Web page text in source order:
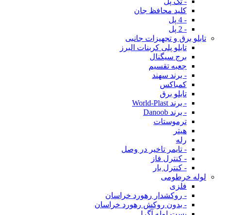
کلید محافظ جان
- 4 پل
- 2 پل
تابلو برق و تجهیزات جانبی
تابلو پلی کربنات البرز
برج سیگنال
جعبه تقسیم
- برند سهند
کمباکس
تابلو برق
- برند World-Plast
- برند Danoob
ترموستات
هیتر
رله
- تایمر تاخیر در وصل
- کنترل فاز
- کنترل بار
لوله خرطومی
فلزی
- روکشدار رهورد خراسان
- بدون روکش رهورد خراسان